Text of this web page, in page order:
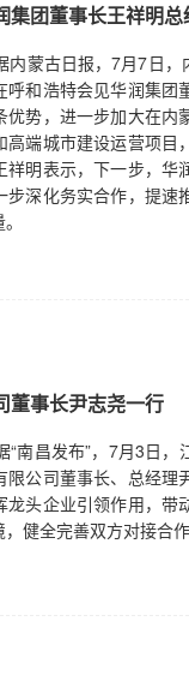
集团董事长王祥明
内蒙古日报，7月7日
呼和浩特会见华润集
优势，进一步加大在
高端城市建设运营项
祥明表示，下一步，
步深化务实合作，提
董事长尹志尧一行
“南昌发布”，7月3日
限公司董事长、总经
龙头企业引领作用，
健全完善双方对接合